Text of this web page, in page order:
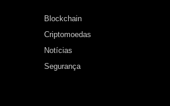
Blockchain
Criptomoedas
Notícias
Segurança